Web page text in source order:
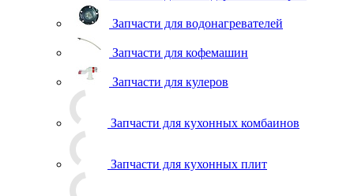
Запчасти для водонагревателей
Запчасти для кофемашин
Запчасти для кулеров
Запчасти для кухонных комбаинов
Запчасти для кухонных плит